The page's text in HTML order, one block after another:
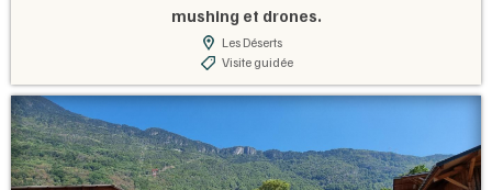
mushing et drones.
Les Déserts
Visite guidée